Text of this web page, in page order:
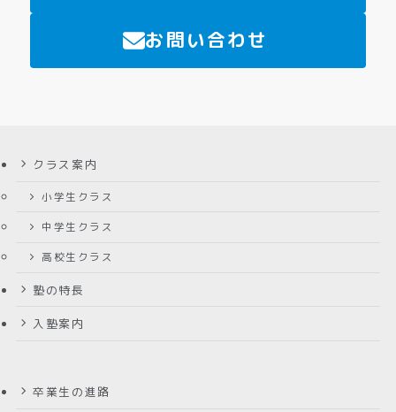
お問い合わせ
クラス案内
小学生クラス
中学生クラス
高校生クラス
塾の特長
入塾案内
卒業生の進路